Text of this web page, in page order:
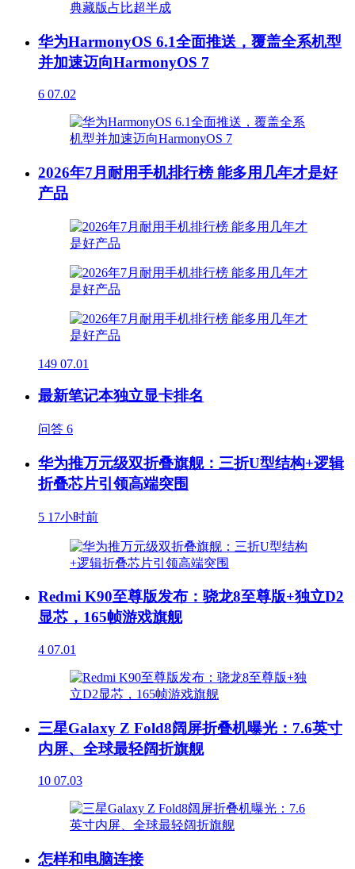
华为HarmonyOS 6.1全面推送，覆盖全系机型
并加速迈向HarmonyOS 7
6 07.02
2026年7月耐用手机排行榜 能多用几年才是好
产品
149 07.01
最新笔记本独立显卡排名
问答 6
华为推万元级双折叠旗舰：三折U型结构+逻辑
折叠芯片引领高端突围
5 17小时前
Redmi K90至尊版发布：骁龙8至尊版+独立D2
显芯，165帧游戏旗舰
4 07.01
三星Galaxy Z Fold8阔屏折叠机曝光：7.6英寸
内屏、全球最轻阔折旗舰
10 07.03
怎样和电脑连接